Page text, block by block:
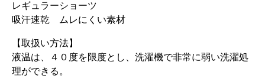
レギュラーショーツ
吸汗速乾 ムレにくい素材
【取扱い方法】
液温は、４０度を限度とし、洗濯機で非常に弱い洗濯処
理ができる。